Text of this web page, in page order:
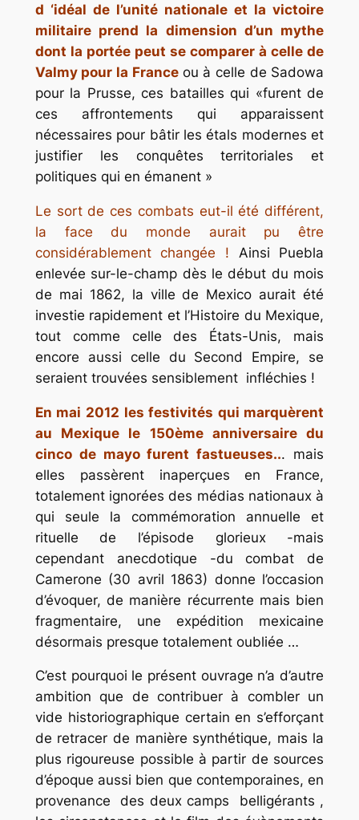
d ‘idéal de l’unité nationale et la victoire
militaire prend la dimension d’un mythe
dont la portée peut se comparer à celle de
Valmy pour la France ou à celle de Sadowa
pour la Prusse, ces batailles qui «furent de
ces affrontements qui apparaissent
nécessaires pour bâtir les étals modernes et
justifier les conquêtes territoriales et
politiques qui en émanent »
Le sort de ces combats eut-il été différent,
la face du monde aurait pu être
considérablement changée ! Ainsi Puebla
enlevée sur-le-champ dès le début du mois
de mai 1862, la ville de Mexico aurait été
investie rapidement et l’Histoire du Mexique,
tout comme celle des États-Unis, mais
encore aussi celle du Second Empire, se
seraient trouvées sensiblement infléchies !
En mai 2012 les festivités qui marquèrent
au Mexique le 150ème anniversaire du
cinco de mayofurent fastueuses... mais
elles passèrent inaperçues en France,
totalement ignorées des médias nationaux à
qui seule la commémoration annuelle et
rituelle de l’épisode glorieux -mais
cependant anecdotique -du combat de
Camerone (30 avril 1863) donne l’occasion
d’évoquer, de manière récurrente mais bien
fragmentaire, une expédition mexicaine
désormais presque totalement oubliée …
C’est pourquoi le présent ouvrage n’a d’autre
ambition que de contribuer à combler un
vide historiographique certain en s’efforçant
de retracer de manière synthétique, mais la
plus rigoureuse possible à partir de sources
d’époque aussi bien que contemporaines, en
provenance des deux camps belligérants ,